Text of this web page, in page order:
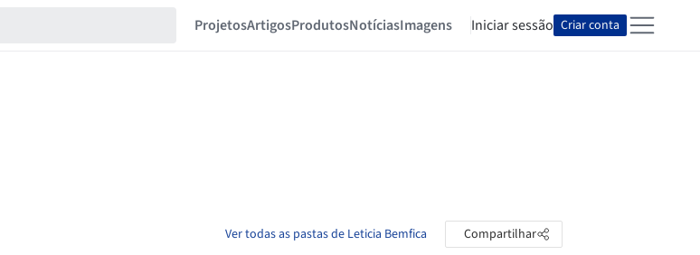
ProjetosArtigosProdutosNotíciasImagens Iniciar sessão Criar conta
Ver todas as pastas de Leticia Bemfica Compartilhar